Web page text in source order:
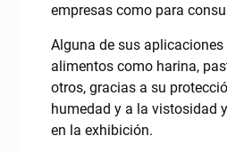
empresas como para
Alguna de sus aplicaciones
alimentos como harina,
otros, gracias a su
humedad y a la vistosidad
en la exhibición.